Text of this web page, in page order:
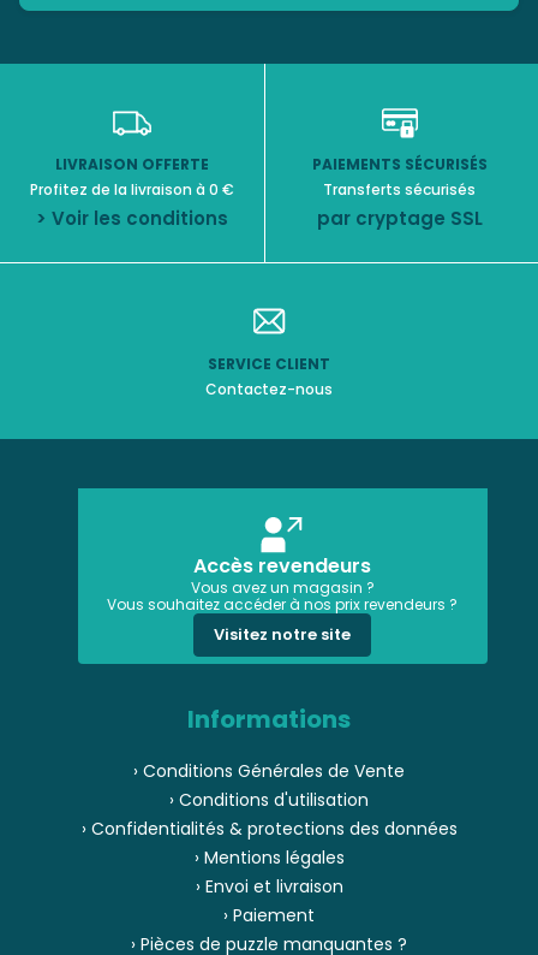
LIVRAISON OFFERTE
Profitez de la livraison à 0 €
> Voir les conditions
PAIEMENTS SÉCURISÉS
Transferts sécurisés
par cryptage SSL
SERVICE CLIENT
Contactez-nous
Accès revendeurs
Vous avez un magasin ?
Vous souhaitez accéder à nos prix revendeurs ?
Visitez notre site
Informations
› Conditions Générales de Vente
› Conditions d'utilisation
› Confidentialités & protections des données
› Mentions légales
› Envoi et livraison
› Paiement
› Pièces de puzzle manquantes ?